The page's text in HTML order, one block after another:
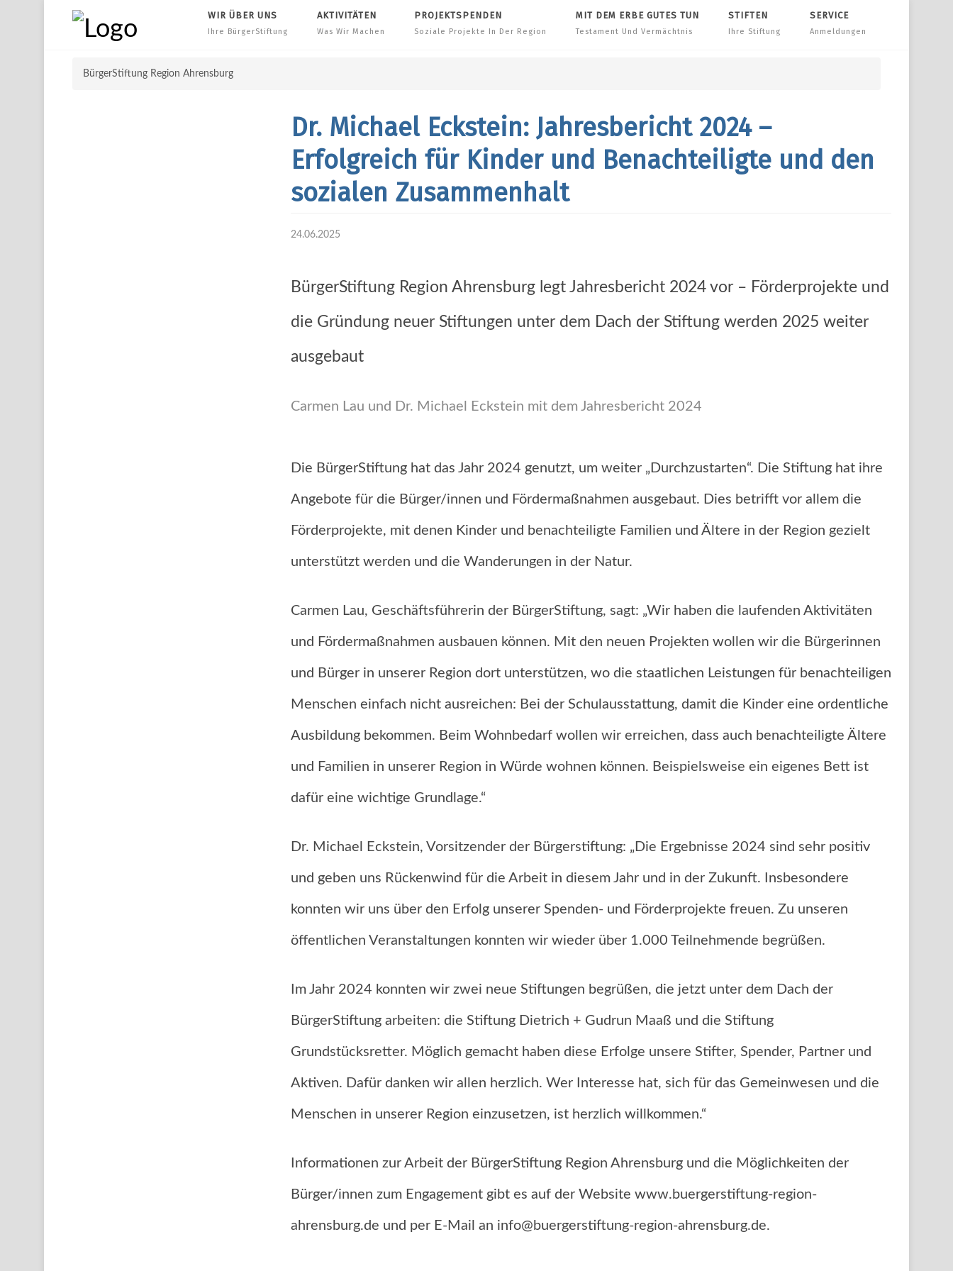
WIR ÜBER UNS
Ihre BürgerStiftung
AKTIVITÄTEN
Was Wir Machen
PROJEKTSPENDEN
Soziale Projekte In Der Region
MIT DEM ERBE GUTES TUN
Testament Und Vermächtnis
STIFTEN
Ihre Stiftung
SERVICE
Anmeldungen
BürgerStiftung Region Ahrensburg
Dr. Michael Eckstein: Jahresbericht 2024 –
Erfolgreich für Kinder und Benachteiligte und den
sozialen Zusammenhalt
24.06.2025
BürgerStiftung Region Ahrensburg legt Jahresbericht 2024 vor – Förderprojekte und
die Gründung neuer Stiftungen unter dem Dach der Stiftung werden 2025 weiter
ausgebaut
Carmen Lau und Dr. Michael Eckstein mit dem Jahresbericht 2024
Die BürgerStiftung hat das Jahr 2024 genutzt, um weiter „Durchzustarten“. Die Stiftung hat ihre
Angebote für die Bürger/innen und Fördermaßnahmen ausgebaut. Dies betrifft vor allem die
Förderprojekte, mit denen Kinder und benachteiligte Familien und Ältere in der Region gezielt
unterstützt werden und die Wanderungen in der Natur.
Carmen Lau, Geschäftsführerin der BürgerStiftung, sagt: „Wir haben die laufenden Aktivitäten
und Fördermaßnahmen ausbauen können. Mit den neuen Projekten wollen wir die Bürgerinnen
und Bürger in unserer Region dort unterstützen, wo die staatlichen Leistungen für benachteiligen
Menschen einfach nicht ausreichen: Bei der Schulausstattung, damit die Kinder eine ordentliche
Ausbildung bekommen. Beim Wohnbedarf wollen wir erreichen, dass auch benachteiligte Ältere
und Familien in unserer Region in Würde wohnen können. Beispielsweise ein eigenes Bett ist
dafür eine wichtige Grundlage.“
Dr. Michael Eckstein, Vorsitzender der Bürgerstiftung: „Die Ergebnisse 2024 sind sehr positiv
und geben uns Rückenwind für die Arbeit in diesem Jahr und in der Zukunft. Insbesondere
konnten wir uns über den Erfolg unserer Spenden- und Förderprojekte freuen. Zu unseren
öffentlichen Veranstaltungen konnten wir wieder über 1.000 Teilnehmende begrüßen.
Im Jahr 2024 konnten wir zwei neue Stiftungen begrüßen, die jetzt unter dem Dach der
BürgerStiftung arbeiten: die Stiftung Dietrich + Gudrun Maaß und die Stiftung
Grundstücksretter. Möglich gemacht haben diese Erfolge unsere Stifter, Spender, Partner und
Aktiven. Dafür danken wir allen herzlich. Wer Interesse hat, sich für das Gemeinwesen und die
Menschen in unserer Region einzusetzen, ist herzlich willkommen.“
Informationen zur Arbeit der BürgerStiftung Region Ahrensburg und die Möglichkeiten der
Bürger/innen zum Engagement gibt es auf der Website www.buergerstiftung-region-
ahrensburg.de und per E-Mail an info@buergerstiftung-region-ahrensburg.de.